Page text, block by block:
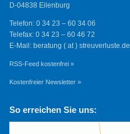
D-04838 Eilenburg
Telefon: 0 34 23 – 60 34 06
Telefax: 0 34 23 – 60 46 72
E-Mail: beratung ( at ) streuverluste.de
RSS-Feed kostenfrei »
Kostenfreier Newsletter »
So erreichen Sie uns: